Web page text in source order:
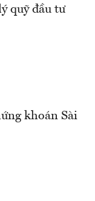
quỹ đầu tư
khoán Sài